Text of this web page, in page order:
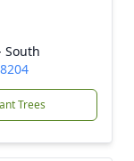
South
Trees